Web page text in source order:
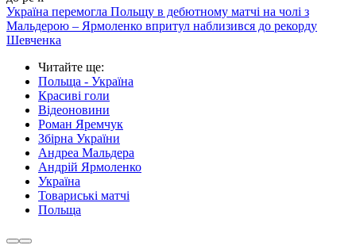
Україна перемогла Польщу в дебютному матчі на чолі з
Мальдерою – Ярмоленко впритул наблизився до рекорду
Шевченка
Читайте ще:
Польща - Україна
Красиві голи
Відеоновини
Роман Яремчук
Збірна України
Андреа Мальдера
Андрій Ярмоленко
Україна
Товариські матчі
Польща